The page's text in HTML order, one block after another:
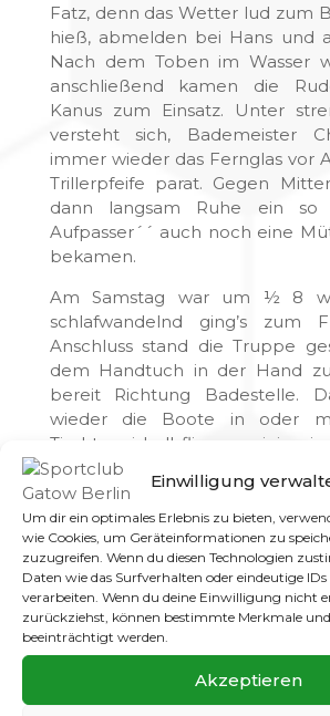
Einwilligung
Um dir ein optimales Erlebnis zu bieten,
wie Cookies, um Geräteinformationen zu
zuzugreifen. Wenn du diesen Technologien
Daten wie das Surfverhalten oder eindeutige IDs
verarbeiten. Wenn du deine Einwilligung nicht
zurückziehst, können bestimmte Merkmale
beeinträchtigt werden.
Akzeptieren
Fatz, denn das Wetter lud zum
hieß, abmelden bei Hans und
Nach dem Toben im Wasser
anschließend kamen die
Kanus zum Einsatz. Unter
versteht sich, Bademeister
immer wieder das Fernglas vor
Trillerpfeife parat. Gegen
dann langsam Ruhe ein so
Aufpasser´´ auch noch eine
bekamen.
Am Samstag war um ½ 8
schlafwandelnd ging’s zum
Anschluss stand die Truppe
dem Handtuch in der Hand
bereit Richtung Badestelle.
wieder die Boote in oder
Tischtennisball fliegen, einige
Bolzplatz der Kugel hinterher.
Am Mittag gab’s
danach war wieder Schwimmen
Schwimmen wurde von den
abrupt abgebrochen, da
Getöse ein Gewitter anmeldete.
Sicherheit, fing es an zu
nicht nur, zu Blitz und Donner
Hagel dazu in Haselnussgröße.
tobte so heftig, dass der